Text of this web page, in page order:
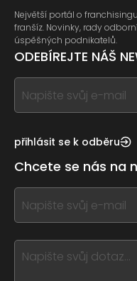
Největší portál o
franšíz. Novinky, rady
úspěšných podnikatelů.
ODEBÍREJTE NÁŠ
If
you
this,
this
form
field
blank
přihlásit se k odběru
Chcete se nás na
If
you
this,
leave